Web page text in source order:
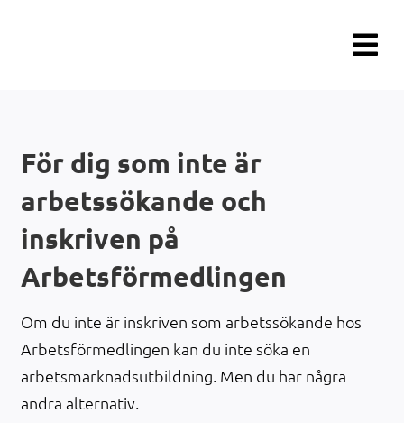
För dig som inte är
arbetssökande och
inskriven på
Arbetsförmedlingen
Om du inte är inskriven som arbetssökande hos
Arbetsförmedlingen kan du inte söka en
arbetsmarknadsutbildning. Men du har några
andra alternativ.